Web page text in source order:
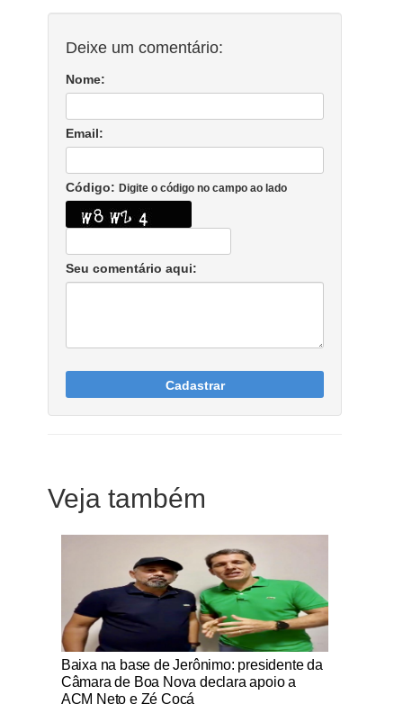
Deixe um comentário:
Nome:
Email:
Código: Digite o código no campo ao lado
Seu comentário aqui:
Cadastrar
Veja também
Notícias Católicas
Baixa na base de Jerônimo: presidente da
Câmara de Boa Nova declara apoio a
ACM Neto e Zé Cocá